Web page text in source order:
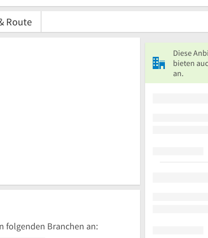
Route
folgenden Branchen an:
Diese
bieten
an.